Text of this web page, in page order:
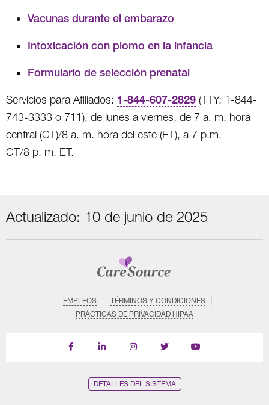
Vacunas durante el embarazo
Intoxicación con plomo en la infancia
Formulario de selección prenatal
Servicios para Afiliados: 1-844-607-2829 (TTY: 1-844-
743-3333 o 711), de lunes a viernes, de 7 a. m. hora
central (CT)/8 a. m. hora del este (ET), a 7 p.m.
CT/8 p. m. ET.
Actualizado: 10 de junio de 2025
EMPLEOS
TÉRMINOS Y CONDICIONES
PRÁCTICAS DE PRIVACIDAD HIPAA
Find
Follow
Follow
Follow
Subscribe
DETALLES DEL SISTEMA